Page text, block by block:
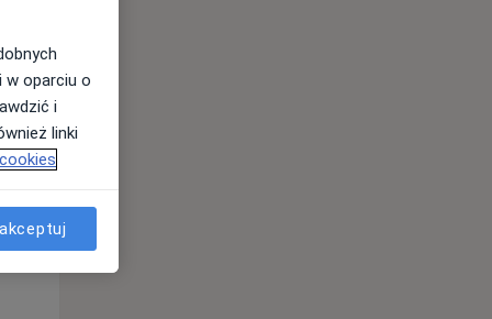
Wt,
11 Sie
w oparciu o
i
linki